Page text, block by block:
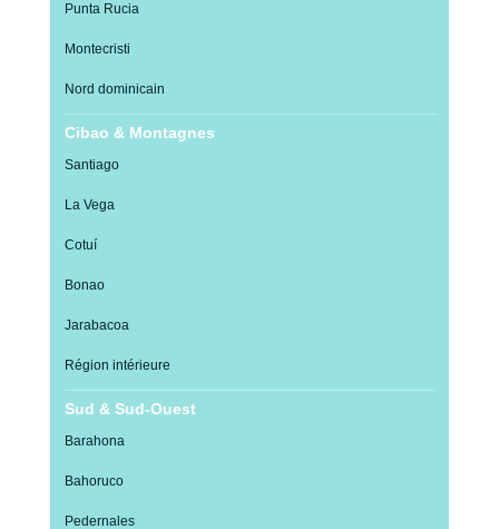
Punta Rucia
Montecristi
Nord dominicain
Cibao & Montagnes
Santiago
La Vega
Cotuí
Bonao
Jarabacoa
Région intérieure
Sud & Sud-Ouest
Barahona
Bahoruco
Pedernales